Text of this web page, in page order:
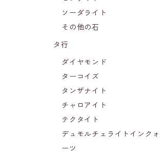
ソーダライト
その他の石
タ行
ダイヤモンド
ターコイズ
タンザナイト
チャロアイト
テクタイト
デュモルチェライトインクォ
ーツ